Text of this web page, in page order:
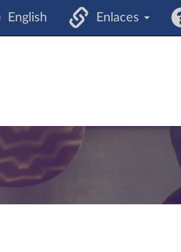
English Enlaces